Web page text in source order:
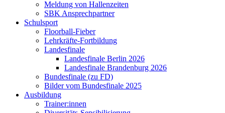
Meldung von Hallenzeiten
SBK Ansprechpartner
Schulsport
Floorball-Fieber
Lehrkräfte-Fortbildung
Landesfinale
Landesfinale Berlin 2026
Landesfinale Brandenburg 2026
Bundesfinale (zu FD)
Bilder vom Bundesfinale 2025
Ausbildung
Trainer:innen